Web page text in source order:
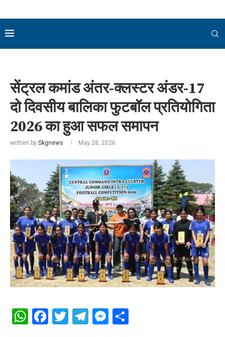
सेंट्रल कमांड अंतर-क्लस्टर अंडर-17
दो दिवसीय बालिका फुटबॉल प्रतियोगिता
2026 का हुआ सफल समापन
written by Skgnews May 28, 2026
WhatsApp
Facebook
Twitter
Telegram
Messenger